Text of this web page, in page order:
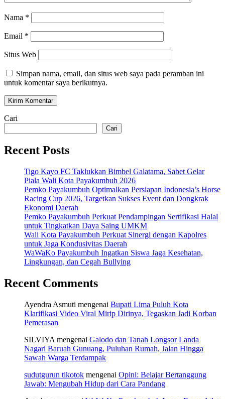
Nama *
Email *
Situs Web
Simpan nama, email, dan situs web saya pada peramban ini
untuk komentar saya berikutnya.
Cari
Cari
Recent Posts
Tigo Kayo FC Taklukkan Bimbel Galatama, Sabet Gelar
Piala Wali Kota Payakumbuh 2026
Pemko Payakumbuh Optimalkan Persiapan Indonesia’s Horse
Racing Cup 2026, Targetkan Sukses Event dan Dongkrak
Ekonomi Daerah
Pemko Payakumbuh Perkuat Pendampingan Sertifikasi Halal
untuk Tingkatkan Daya Saing UMKM
Wali Kota Payakumbuh Perkuat Sinergi dengan Kapolres
untuk Jaga Kondusivitas Daerah
WaWaKo Payakumbuh Ingatkan Siswa Jaga Kesehatan,
Lingkungan, dan Cegah Bullying
Recent Comments
Ayendra Asmuti mengenai Bupati Lima Puluh Kota
Klarifikasi Video Viral Mirip Dirinya, Tegaskan Jadi Korban
Pemerasan
SILVIYA mengenai Galodo dan Tanah Longsor Landa
Nagari Baruah Gunuang, Puluhan Rumah, Jalan Hingga
Sawah Warga Terdampak
sudutgurun tikotok mengenai Opini: Belajar Bertanggung
Jawab: Mengubah Hidup dari Cara Pandang